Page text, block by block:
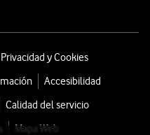
y Cookies
Accesibilidad
Calidad del servicio
Mapa Web